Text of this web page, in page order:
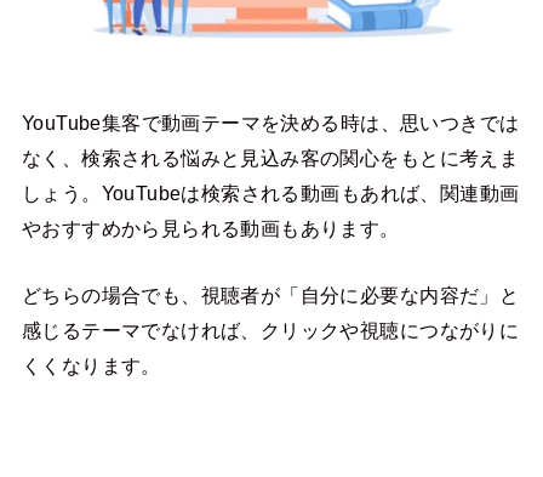
YouTube集客で動画テーマを決める時は、思いつきでは
なく、検索される悩みと見込み客の関心をもとに考えま
しょう。YouTubeは検索される動画もあれば、関連動画
やおすすめから見られる動画もあります。
どちらの場合でも、視聴者が「自分に必要な内容だ」と
感じるテーマでなければ、クリックや視聴につながりに
くくなります。